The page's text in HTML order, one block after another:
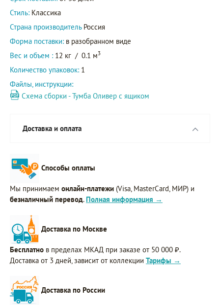
Стиль: Классика
Страна производитель Россия
Форма поставки: в разобранном виде
Вес и объем : 12 кг / 0.1 м3
Количество упаковок: 1
Файлы, инструкции:
Схема сборки - Тумба Оливер с ящиком
Доставка и оплата
Способы оплаты
Мы принимаем онлайн-платежи (Visa, MasterCard, МИР) и
безналичный перевод. Полная информация →
Доставка по Москве
Бесплатно в пределах МКАД при заказе от 50 000 ₽.
Доставка от 3 дней, зависит от коллекции Тарифы →
Доставка по России